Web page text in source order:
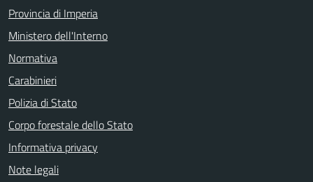
Provincia di Imperia
Ministero dell'Interno
Normativa
Carabinieri
Polizia di Stato
Corpo forestale dello Stato
Informativa privacy
Note legali